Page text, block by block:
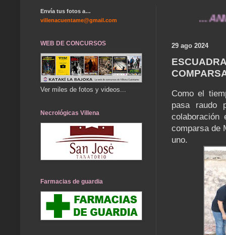
... ANÍMATE
29 ago 2024
Como el
pasa raudo
colaboración
comparsa de
uno.
Envía tus fotos a…
villenacuentame@gmail.com
WEB DE CONCURSOS
Ver miles de fotos y videos...
Necrológicas Villena
Farmacias de guardia